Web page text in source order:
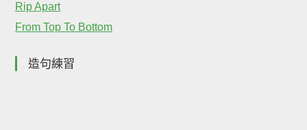
Rip Apart
From Top To Bottom
造句練習